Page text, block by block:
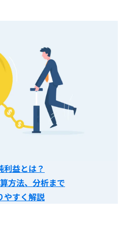
利益とは？
方法、分析まで
やすく解説